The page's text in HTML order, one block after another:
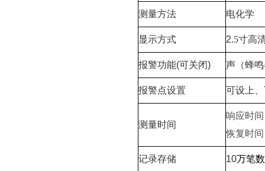
测量方法 电化学
显示方式 2.5寸高
报警功能(可关闭) 声（蜂
报警点设置 可设上
测量时间
响应时
恢复时
记录存储 10万笔